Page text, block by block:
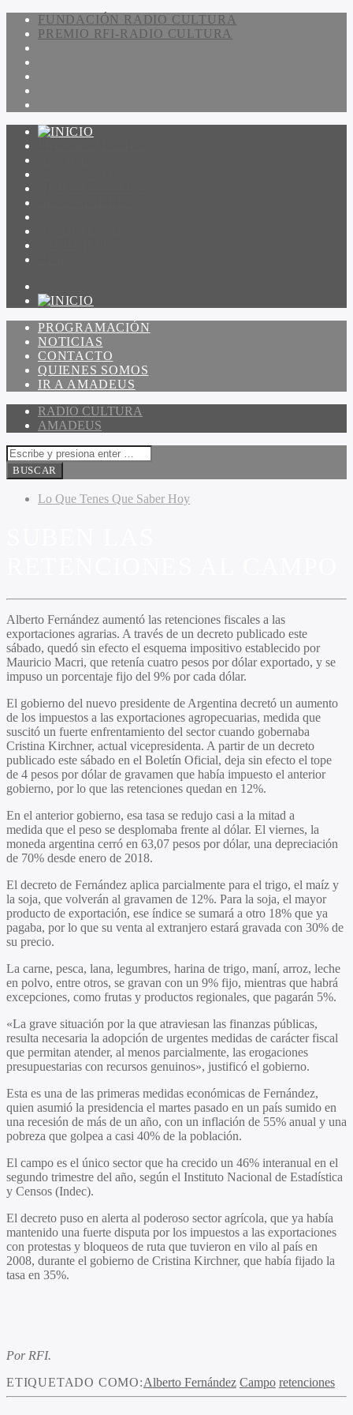
FUNDACIÓN RADIO CULTURA
PREMIO RFI-RADIO CULTURA
PROGRAMACIÓN
NOTICIAS
CONTACTO
QUIENES SOMOS
IR A AMADEUS
RADIO CULTURA
AMADEUS
Lo Que Tenes Que Saber Hoy
Alberto Fernández aumentó las retenciones fiscales a las
exportaciones agrarias. A través de un decreto publicado este
sábado, quedó sin efecto el esquema impositivo establecido por
Mauricio Macri, que retenía cuatro pesos por dólar exportado, y se
impuso un porcentaje fijo del 9% por cada dólar.
El gobierno del nuevo presidente de Argentina decretó un aumento
de los impuestos a las exportaciones agropecuarias, medida que
suscitó un fuerte enfrentamiento del sector cuando gobernaba
Cristina Kirchner, actual vicepresidenta. A partir de un decreto
publicado este sábado en el Boletín Oficial, deja sin efecto el tope
de 4 pesos por dólar de gravamen que había impuesto el anterior
gobierno, por lo que las retenciones quedan en 12%.
En el anterior gobierno, esa tasa se redujo casi a la mitad a
medida que el peso se desplomaba frente al dólar. El viernes, la
moneda argentina cerró en 63,07 pesos por dólar, una depreciación
de 70% desde enero de 2018.
El decreto de Fernández aplica parcialmente para el trigo, el maíz y
la soja, que volverán al gravamen de 12%. Para la soja, el mayor
producto de exportación, ese índice se sumará a otro 18% que ya
pagaba, por lo que su venta al extranjero estará gravada con 30% de
su precio.
La carne, pesca, lana, legumbres, harina de trigo, maní, arroz, leche
en polvo, entre otros, se gravan con un 9% fijo, mientras que habrá
excepciones, como frutas y productos regionales, que pagarán 5%.
«La grave situación por la que atraviesan las finanzas públicas,
resulta necesaria la adopción de urgentes medidas de carácter fiscal
que permitan atender, al menos parcialmente, las erogaciones
presupuestarias con recursos genuinos», justificó el gobierno.
Esta es una de las primeras medidas económicas de Fernández,
quien asumió la presidencia el martes pasado en un país sumido en
una recesión de más de un año, con un inflación de 55% anual y una
pobreza que golpea a casi 40% de la población.
El campo es el único sector que ha crecido un 46% interanual en el
segundo trimestre del año, según el Instituto Nacional de Estadística
y Censos (Indec).
El decreto puso en alerta al poderoso sector agrícola, que ya había
mantenido una fuerte disputa por los impuestos a las exportaciones
con protestas y bloqueos de ruta que tuvieron en vilo al país en
2008, durante el gobierno de Cristina Kirchner, que había fijado la
tasa en 35%.
Por RFI.
ETIQUETADO COMO:Alberto Fernández Campo retenciones